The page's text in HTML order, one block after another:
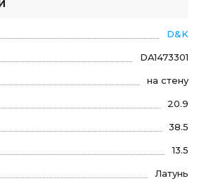
D&K
DA1473301
на стену
20.9
38.5
13.5
Латунь